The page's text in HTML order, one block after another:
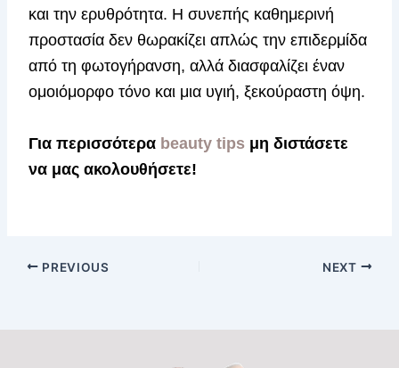
και την ερυθρότητα. Η συνεπής καθημερινή
προστασία δεν θωρακίζει απλώς την επιδερμίδα
από τη φωτογήρανση, αλλά διασφαλίζει έναν
ομοιόμορφο τόνο και μια υγιή, ξεκούραστη όψη.
Για περισσότερα beauty tips μη διστάσετε
να μας ακολουθήσετε!
PREVIOUS NEXT